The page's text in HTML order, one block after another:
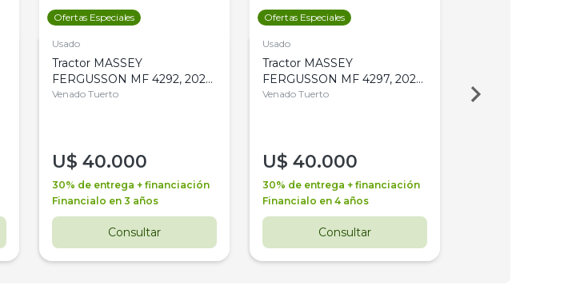
Ofertas Especiales
Usado
Tractor MASSEY
FERGUSSON MF 4292, 2020,
4WD, PATON
Venado Tuerto
U$ 40.000
30% de entrega + financiación
Financialo en 3 años
Consultar
Ofertas Especiales
Usado
Tractor MASSEY
FERGUSSON MF 4297, 2020,
4WD, PATON
Venado Tuerto
U$ 40.000
30% de entrega + financiación
Financialo en 4 años
Consultar
Venado Tuerto